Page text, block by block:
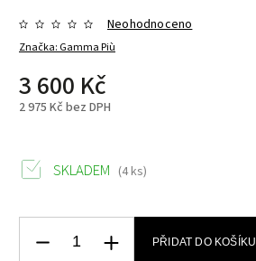
Značka: Gamma Più
Neohodnoceno
3 600 Kč
2 975 Kč bez DPH
SKLADEM (4 ks)
PŘIDAT DO KOŠÍKU